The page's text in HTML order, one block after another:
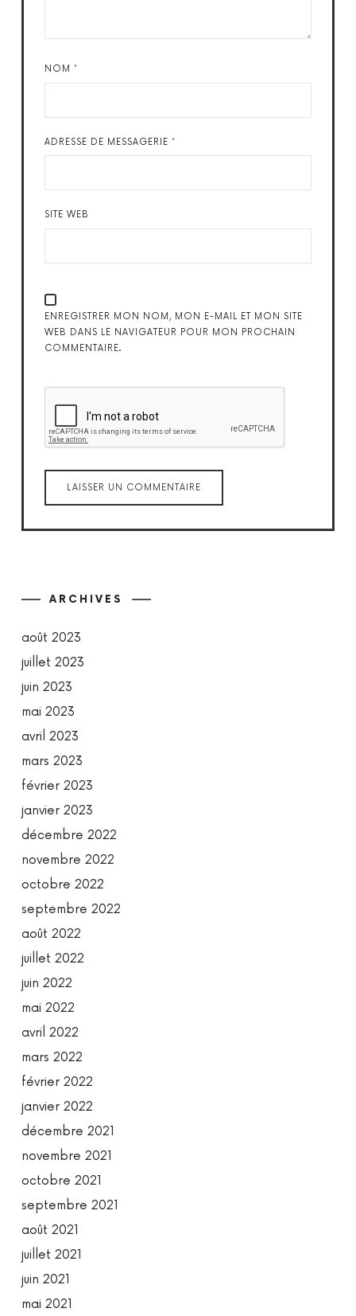
NOM *
ADRESSE DE MESSAGERIE *
SITE WEB
ENREGISTRER MON NOM, MON E-MAIL ET MON SITE
WEB DANS LE NAVIGATEUR POUR MON PROCHAIN
COMMENTAIRE.
ARCHIVES
août 2023
juillet 2023
juin 2023
mai 2023
avril 2023
mars 2023
février 2023
janvier 2023
décembre 2022
novembre 2022
octobre 2022
septembre 2022
août 2022
juillet 2022
juin 2022
mai 2022
avril 2022
mars 2022
février 2022
janvier 2022
décembre 2021
novembre 2021
octobre 2021
septembre 2021
août 2021
juillet 2021
juin 2021
mai 2021